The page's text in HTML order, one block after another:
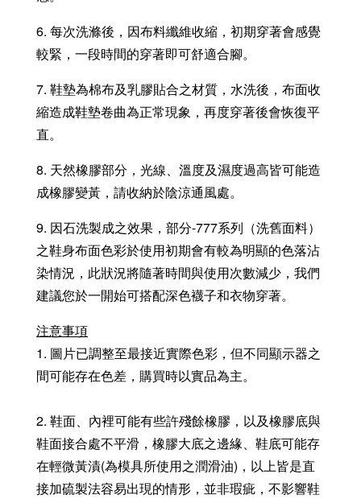
6. 每次洗滌後，因布料纖維收縮，初期穿著會感覺
較緊，一段時間的穿著即可舒適合腳。
7. 鞋墊為棉布及乳膠貼合之材質，水洗後，布面收
縮造成鞋墊卷曲為正常現象，再度穿著後會恢復平
直。
8. 天然橡膠部分，光線、溫度及濕度過高皆可能造
成橡膠變黃，請收納於陰涼通風處。
9. 因石洗製成之效果，部分-777系列（洗舊面料）
之鞋身布面色彩於使用初期會有較為明顯的色落沾
染情況，此狀況將隨著時間與使用次數減少，我們
建議您於一開始可搭配深色襪子和衣物穿著。
注意事項
1. 圖片已調整至最接近實際色彩，但不同顯示器之
間可能存在色差，購買時以實品為主。
2. 鞋面、內裡可能有些許殘餘橡膠，以及橡膠底與
鞋面接合處不平滑，橡膠大底之邊緣、鞋底可能存
在輕微黃漬(為模具所使用之潤滑油)，以上皆是直
接加硫製法容易出現的情形，並非瑕疵，不影響鞋